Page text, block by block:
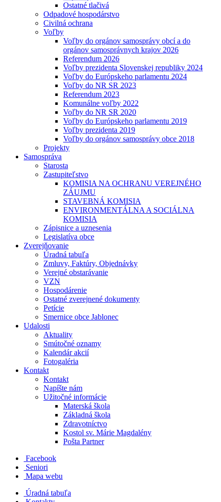
Ostatné tlačivá
Odpadové hospodárstvo
Civilná ochrana
Voľby
Voľby do orgánov samosprávy obcí a do
orgánov samosprávnych krajov 2026
Referendum 2026
Voľby prezidenta Slovenskej republiky 2024
Voľby do Európskeho parlamentu 2024
Voľby do NR SR 2023
Referendum 2023
Komunálne voľby 2022
Voľby do NR SR 2020
Voľby do Európskeho parlamentu 2019
Voľby prezidenta 2019
Voľby do orgánov samosprávy obce 2018
Projekty
Samospráva
Starosta
Zastupiteľstvo
KOMISIA NA OCHRANU VEREJNÉHO
ZÁUJMU
STAVEBNÁ KOMISIA
ENVIRONMENTÁLNA A SOCIÁLNA
KOMISIA
Zápisnice a uznesenia
Legislatíva obce
Zverejňovanie
Úradná tabuľa
Zmluvy, Faktúry, Objednávky
Verejné obstarávanie
VZN
Hospodárenie
Ostatné zverejnené dokumenty
Petície
Smernice obce Jablonec
Udalosti
Aktuality
Smútočné oznamy
Kalendár akcií
Fotogaléria
Kontakt
Kontakt
Napíšte nám
Užitočné informácie
Materská škola
Základná škola
Zdravotníctvo
Kostol sv. Márie Magdalény
Pošta Partner
Facebook
Seniori
Mapa webu
Úradná tabuľa